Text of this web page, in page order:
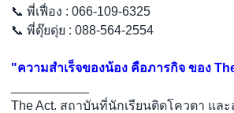
📞 พี่เฟื่อง : 066-109-6325
📞 พี่ดุ๊ยดุ่ย : 088-564-2554
"ความสำเร็จของน้อง คือภารกิจ ของ
The Act. สถาบันที่นักเรียนติดโควตา แล